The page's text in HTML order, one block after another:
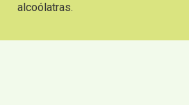
alcoólatras.